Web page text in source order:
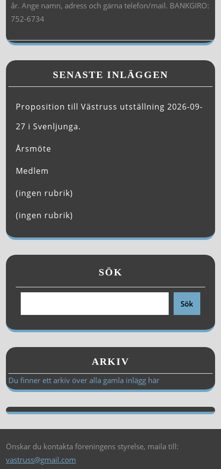
år. Ange namn, adress och gärna telefon/mail. BANKGIRO:
752-6734
SENASTE INLÄGGEN
Proposition till Västruss utställning 2026-09-
27 i Svenljunga.
Årsmöte
Medlem
(ingen rubrik)
(ingen rubrik)
SÖK
Sök
ARKIV
Du finner ett arkiv över alla gamla inlägg här
Önskar du kontakta föreningens styrelse, maila till:
vastruss@gmail.com